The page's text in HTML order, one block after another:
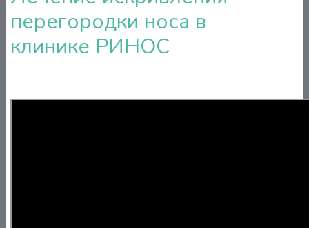
перегородки носа в
клинике РИНОС